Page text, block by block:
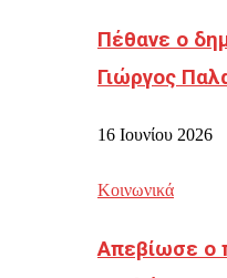
Πέθανε ο
Γιώργος
16 Ιουνίου 2026
Κοινωνικά
Απεβίωσε ο